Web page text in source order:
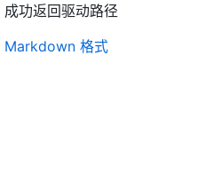
成功返回驱动路径
Markdown 格式